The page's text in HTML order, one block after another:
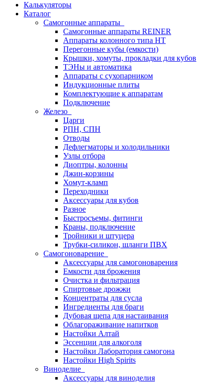
Калькуляторы
Каталог
Самогонные аппараты
Самогонные аппараты REINER
Аппараты колонного типа НТ
Перегонные кубы (емкости)
Крышки, хомуты, прокладки для кубов
ТЭНы и автоматика
Аппараты с сухопарником
Индукционные плиты
Комплектующие к аппаратам
Подключение
Железо
Царги
РПН, СПН
Отводы
Дефлегматоры и холодильники
Узлы отбора
Диоптры, колонны
Джин-корзины
Хомут-кламп
Переходники
Аксессуары для кубов
Разное
Быстросъемы, фитинги
Краны, подключение
Тройники и штуцера
Трубки-силикон, шланги ПВХ
Самогоноварение
Аксессуары для самогоноварения
Емкости для брожения
Очистка и фильтрация
Спиртовые дрожжи
Концентраты для сусла
Ингредиенты для браги
Дубовая щепа для настаивания
Облагораживание напитков
Настойки Алтай
Эссенции для алкоголя
Настойки Лаборатория самогона
Настойки High Spirits
Виноделие
Аксессуары для виноделия